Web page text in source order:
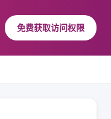
免费获取访问权限